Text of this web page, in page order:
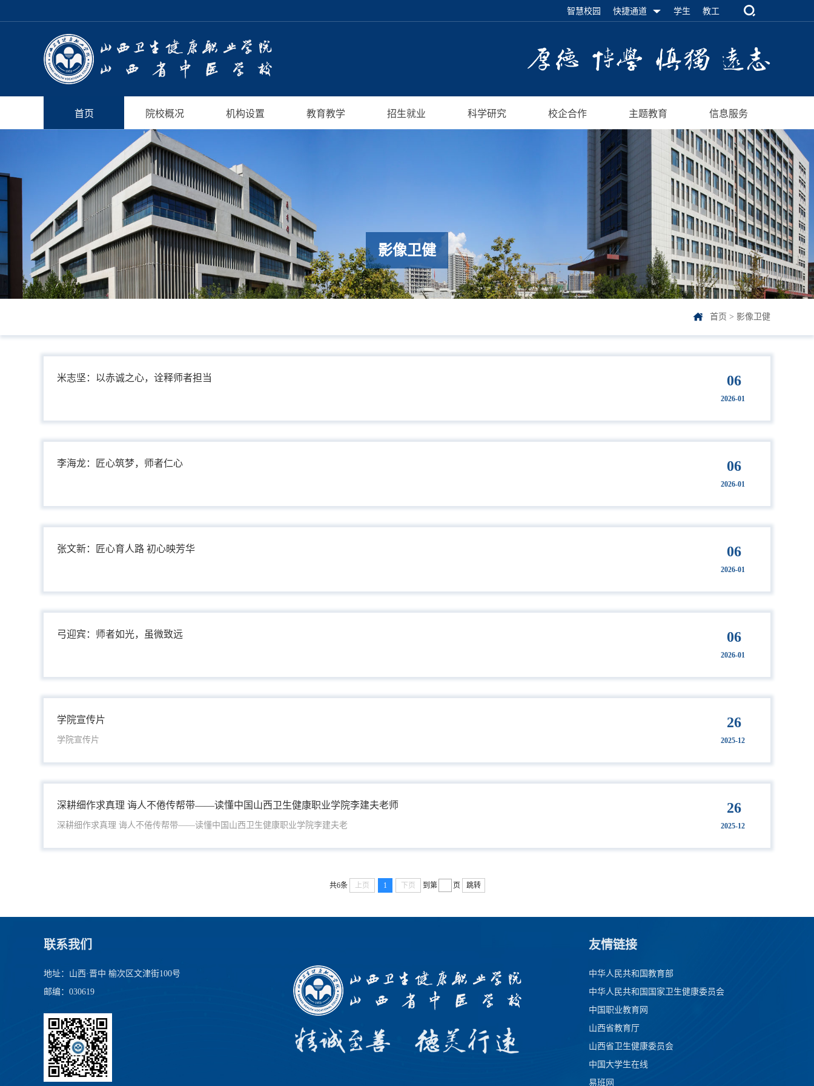
智慧校园 快捷通道 学生 教工
首页 院校概况 机构设置 教育教学 招生就业 科学研究 校企合作 主题教育 信息服务
影像卫健
首页 > 影像卫健
米志坚：以赤诚之心，诠释师者担当 06
2026-01
李海龙：匠心筑梦，师者仁心 06
2026-01
张文新：匠心育人路 初心映芳华 06
2026-01
弓迎宾：师者如光，虽微致远 06
2026-01
学院宣传片
学院宣传片
26
2025-12
深耕细作求真理 诲人不倦传帮带——读懂中国山西卫生健康职业学院李建夫老师
深耕细作求真理 诲人不倦传帮带——读懂中国山西卫生健康职业学院李建夫老
26
2025-12
共6条 上页 1 下页 到第 页 跳转
联系我们
地址：山西·晋中 榆次区文津街100号
邮编：030619
友情链接
中华人民共和国教育部
中华人民共和国国家卫生健康委员会
中国职业教育网
山西省教育厅
山西省卫生健康委员会
中国大学生在线
易班网